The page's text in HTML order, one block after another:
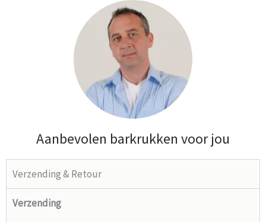
Aanbevolen barkrukken voor jou
Verzending & Retour
Verzending